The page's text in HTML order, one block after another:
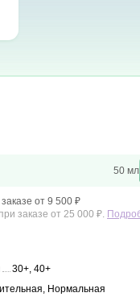
50 мл
от 9 500 ₽
заказе от 25 000 ₽.
30+, 40+
Нормальная